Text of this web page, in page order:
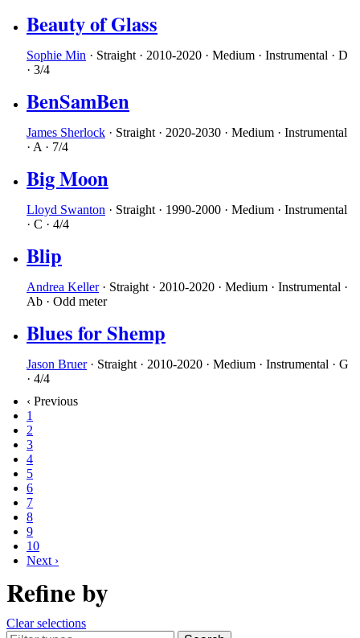
Beauty of Glass
Sophie Min · Straight · 2010-2020 · Medium · Instrumental · D
· 3/4
BenSamBen
James Sherlock · Straight · 2020-2030 · Medium · Instrumental
· A · 7/4
Big Moon
Lloyd Swanton · Straight · 1990-2000 · Medium · Instrumental
· C · 4/4
Blip
Andrea Keller· Straight · 2010-2020 · Medium · Instrumental ·
Ab · Odd meter
Blues for Shemp
Jason Bruer· Straight · 2010-2020 · Medium · Instrumental · G
· 4/4
‹ Previous
1
2
3
4
5
6
7
8
9
10
Next ›
Refine by
Clear selections